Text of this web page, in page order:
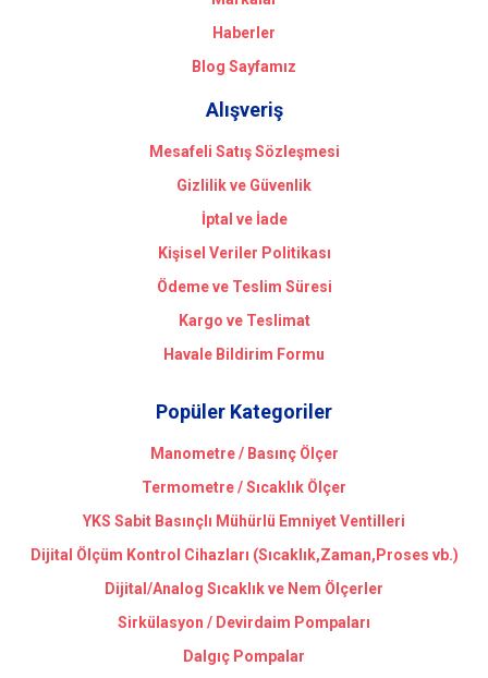
Haberler
Blog Sayfamız
Alışveriş
Mesafeli Satış Sözleşmesi
Gizlilik ve Güvenlik
İptal ve İade
Kişisel Veriler Politikası
Ödeme ve Teslim Süresi
Kargo ve Teslimat
Havale Bildirim Formu
Popüler Kategoriler
Manometre / Basınç Ölçer
Termometre / Sıcaklık Ölçer
YKS Sabit Basınçlı Mühürlü Emniyet Ventilleri
Dijital Ölçüm Kontrol Cihazları (Sıcaklık,Zaman,Proses vb.)
Dijital/Analog Sıcaklık ve Nem Ölçerler
Sirkülasyon / Devirdaim Pompaları
Dalgıç Pompalar